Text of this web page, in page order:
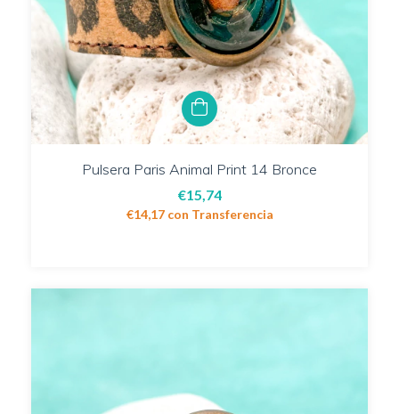
Pulsera Paris Animal Print 14 Bronce
€15,74
€14,17 con Transferencia